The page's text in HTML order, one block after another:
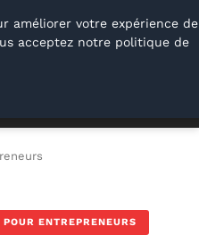
ENTREPRENEURS
améliorer votre expérience de
acceptez notre politique de